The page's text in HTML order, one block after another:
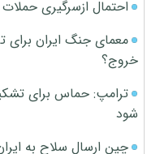
احتمال ازسرگیری حملات
معمای جنگ ایران برای
خروج؟
ترامپ: حماس برای
شود
چین ارسال سلاح به